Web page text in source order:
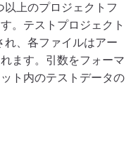
以上のプロジェクトフ
。テストプロジェクト
れ、各ファイルはアー
ます。引数をフォーマ
ト内のテストデータの